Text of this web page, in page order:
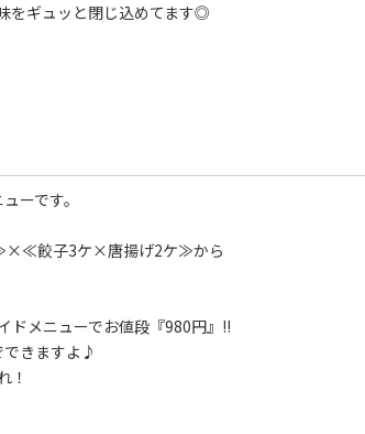
をギュッと閉じ込めてます◎
ーです。
餃子3ケ×唐揚げ2ケ≫から
ドメニューでお値段『980円』!!
できますよ♪
！